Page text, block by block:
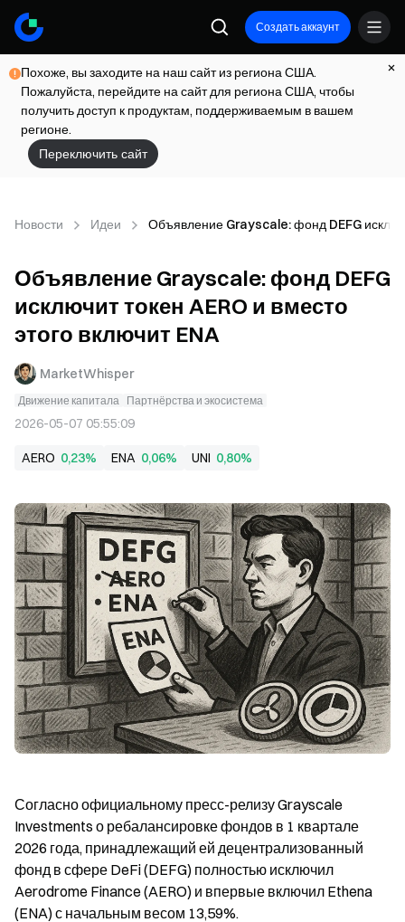
Создать аккаунт
Похоже, вы заходите на наш сайт из региона США.
Пожалуйста, перейдите на сайт для региона США, чтобы
получить доступ к продуктам, поддерживаемым в вашем
регионе.
Переключить сайт
Новости Идеи Объявление Grayscale: фонд DEFG
Объявление Grayscale: фонд DEFG
исключит токен AERO и вместо
этого включит ENA
MarketWhisper
Движение капитала Партнёрства и экосистема
2026-05-07 05:55:09
AERO 0,23% ENA 0,06% UNI 0,80%
Согласно официальному пресс-релизу Grayscale
Investments о ребалансировке фондов в 1 квартале
2026 года, принадлежащий ей децентрализованный
фонд в сфере DeFi (DEFG) полностью исключил
Aerodrome Finance (AERO) и впервые включил Ethena
(ENA) с начальным весом 13,59%.